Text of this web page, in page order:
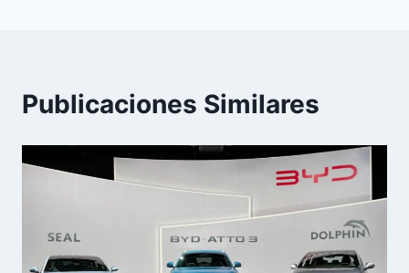
Publicaciones Similares